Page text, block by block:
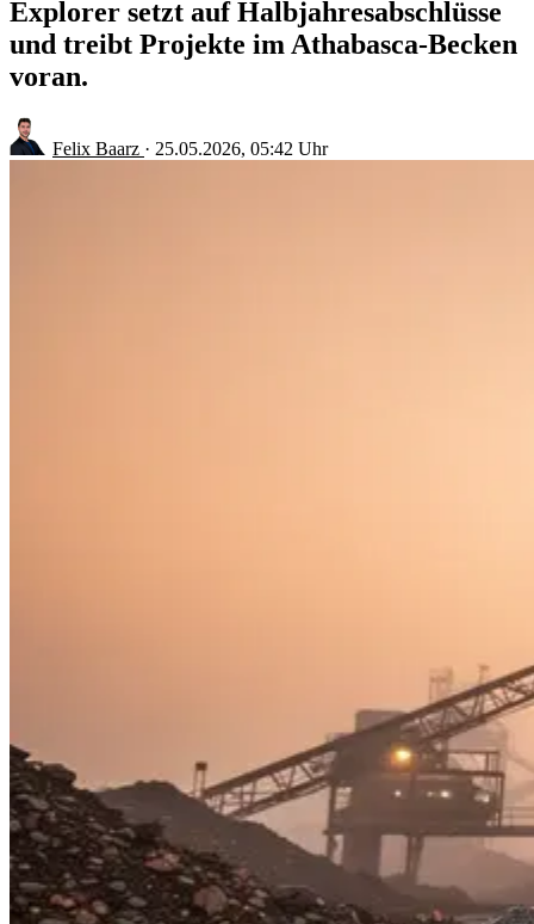
Explorer setzt auf Halbjahresabschlüsse
und treibt Projekte im Athabasca-Becken
voran.
Felix Baarz · 25.05.2026, 05:42 Uhr